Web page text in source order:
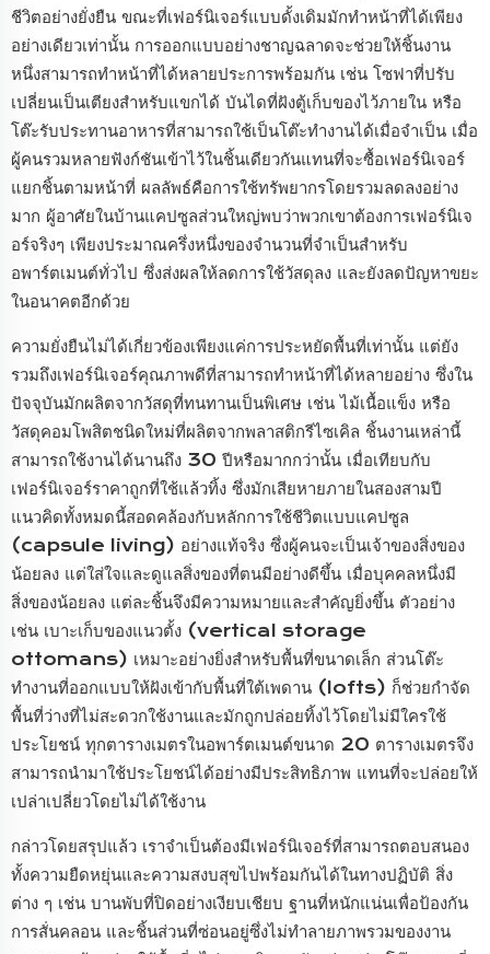
ชีวิตอย่างยั่งยืน ขณะที่เฟอร์นิเจอร์แบบดั้งเดิมมักทำหน้าที่ได้เพียง
อย่างเดียวเท่านั้น การออกแบบอย่างชาญฉลาดจะช่วยให้ชิ้นงาน
หนึ่งสามารถทำหน้าที่ได้หลายประการพร้อมกัน เช่น โซฟาที่ปรับ
เปลี่ยนเป็นเตียงสำหรับแขกได้ บันไดที่ฝังตู้เก็บของไว้ภายใน หรือ
โต๊ะรับประทานอาหารที่สามารถใช้เป็นโต๊ะทำงานได้เมื่อจำเป็น เมื่อ
ผู้คนรวมหลายฟังก์ชันเข้าไว้ในชิ้นเดียวกันแทนที่จะซื้อเฟอร์นิเจอร์
แยกชิ้นตามหน้าที่ ผลลัพธ์คือการใช้ทรัพยากรโดยรวมลดลงอย่าง
มาก ผู้อาศัยในบ้านแคปซูลส่วนใหญ่พบว่าพวกเขาต้องการเฟอร์นิเจ
อร์จริงๆ เพียงประมาณครึ่งหนึ่งของจำนวนที่จำเป็นสำหรับ
อพาร์ตเมนต์ทั่วไป ซึ่งส่งผลให้ลดการใช้วัสดุลง และยังลดปัญหาขยะ
ในอนาคตอีกด้วย
ความยั่งยืนไม่ได้เกี่ยวข้องเพียงแค่การประหยัดพื้นที่เท่านั้น แต่ยัง
รวมถึงเฟอร์นิเจอร์คุณภาพดีที่สามารถทำหน้าที่ได้หลายอย่าง ซึ่งใน
ปัจจุบันมักผลิตจากวัสดุที่ทนทานเป็นพิเศษ เช่น ไม้เนื้อแข็ง หรือ
วัสดุคอมโพสิตชนิดใหม่ที่ผลิตจากพลาสติกรีไซเคิล ชิ้นงานเหล่านี้
สามารถใช้งานได้นานถึง 30 ปีหรือมากกว่านั้น เมื่อเทียบกับ
เฟอร์นิเจอร์ราคาถูกที่ใช้แล้วทิ้ง ซึ่งมักเสียหายภายในสองสามปี
แนวคิดทั้งหมดนี้สอดคล้องกับหลักการใช้ชีวิตแบบแคปซูล
(capsule living) อย่างแท้จริง ซึ่งผู้คนจะเป็นเจ้าของสิ่งของ
น้อยลง แต่ใส่ใจและดูแลสิ่งของที่ตนมีอย่างดีขึ้น เมื่อบุคคลหนึ่งมี
สิ่งของน้อยลง แต่ละชิ้นจึงมีความหมายและสำคัญยิ่งขึ้น ตัวอย่าง
เช่น เบาะเก็บของแนวตั้ง (vertical storage
ottomans) เหมาะอย่างยิ่งสำหรับพื้นที่ขนาดเล็ก ส่วนโต๊ะ
ทำงานที่ออกแบบให้ฝังเข้ากับพื้นที่ใต้เพดาน (lofts) ก็ช่วยกำจัด
พื้นที่ว่างที่ไม่สะดวกใช้งานและมักถูกปล่อยทิ้งไว้โดยไม่มีใครใช้
ประโยชน์ ทุกตารางเมตรในอพาร์ตเมนต์ขนาด 20 ตารางเมตรจึง
สามารถนำมาใช้ประโยชน์ได้อย่างมีประสิทธิภาพ แทนที่จะปล่อยให้
เปล่าเปลี่ยวโดยไม่ได้ใช้งาน
กล่าวโดยสรุปแล้ว เราจำเป็นต้องมีเฟอร์นิเจอร์ที่สามารถตอบสนอง
ทั้งความยืดหยุ่นและความสงบสุขไปพร้อมกันได้ในทางปฏิบัติ สิ่ง
ต่าง ๆ เช่น บานพับที่ปิดอย่างเงียบเชียบ ฐานที่หนักแน่นเพื่อป้องกัน
การสั่นคลอน และชิ้นส่วนที่ซ่อนอยู่ซึ่งไม่ทำลายภาพรวมของงาน